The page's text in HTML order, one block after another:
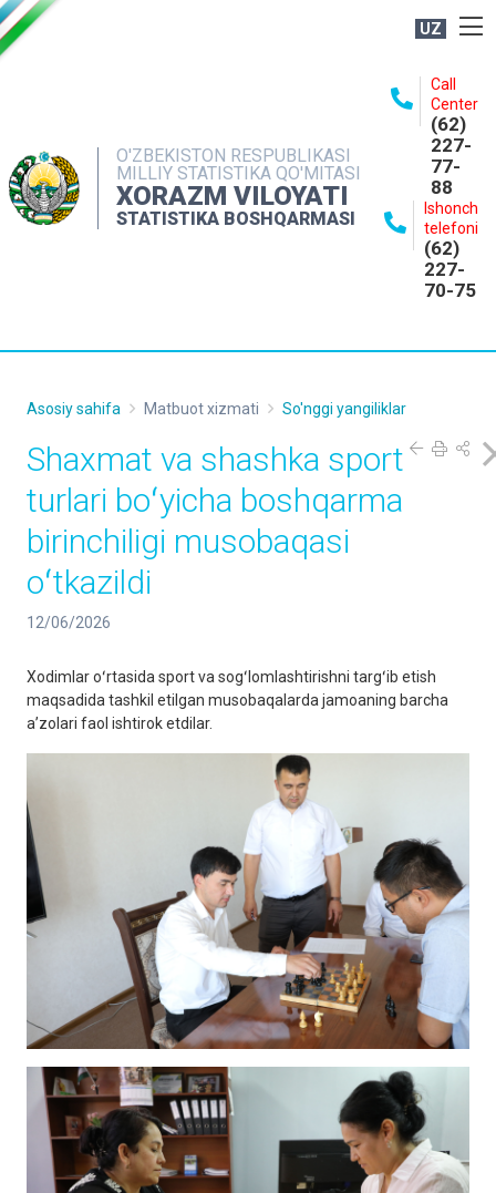
UZ
O'ZBEKISTON RESPUBLIKASI
MILLIY STATISTIKA QO'MITASI
XORAZM VILOYATI
STATISTIKA BOSHQARMASI
Call
Center
(62)
227-
77-
88
Ishonch
telefoni
(62)
227-
70-75
NASHRLAR
INTERAKTIV XIZMATLAR
MATBUOT XIZMATI
Asosiy sahifa Matbuot xizmati So'nggi yangiliklar
Shaxmat va shashka sport
turlari boʻyicha boshqarma
birinchiligi musobaqasi
oʻtkazildi
12/06/2026
Xodimlar oʻrtasida sport va sogʻlomlashtirishni targʻib etish
maqsadida tashkil etilgan musobaqalarda jamoaning barcha
aʼzolari faol ishtirok etdilar.